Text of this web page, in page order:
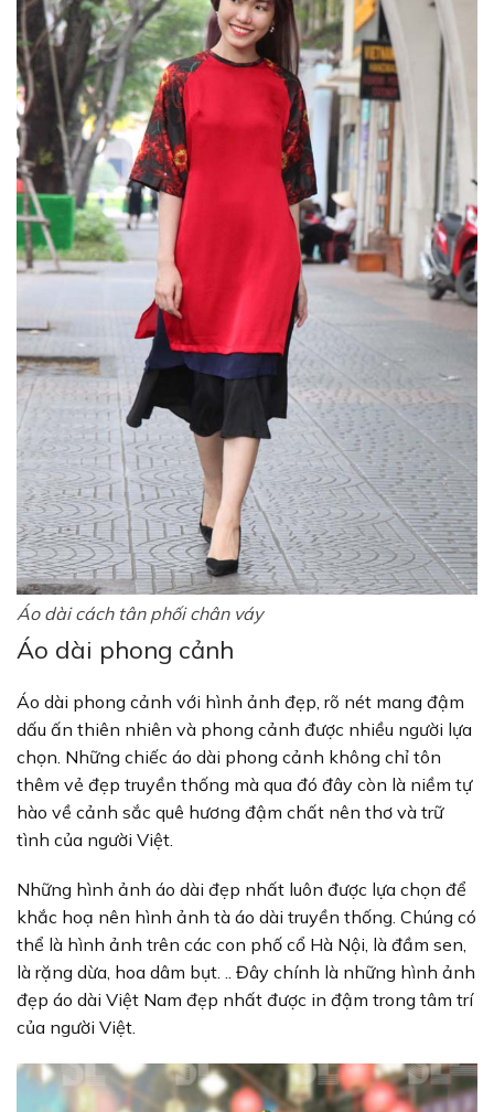
Áo dài cách tân phối chân váy
Áo dài phong cảnh
Áo dài phong cảnh với hình ảnh đẹp, rõ nét mang đậm
dấu ấn thiên nhiên và phong cảnh được nhiều người lựa
chọn. Những chiếc áo dài phong cảnh không chỉ tôn
thêm vẻ đẹp truyền thống mà qua đó đây còn là niềm tự
hào về cảnh sắc quê hương đậm chất nên thơ và trữ
tình của người Việt.
Những hình ảnh áo dài đẹp nhất luôn được lựa chọn để
khắc hoạ nên hình ảnh tà áo dài truyền thống. Chúng có
thể là hình ảnh trên các con phố cổ Hà Nội, là đầm sen,
là rặng dừa, hoa dâm bụt. .. Đây chính là những hình ảnh
đẹp áo dài Việt Nam đẹp nhất được in đậm trong tâm trí
của người Việt.